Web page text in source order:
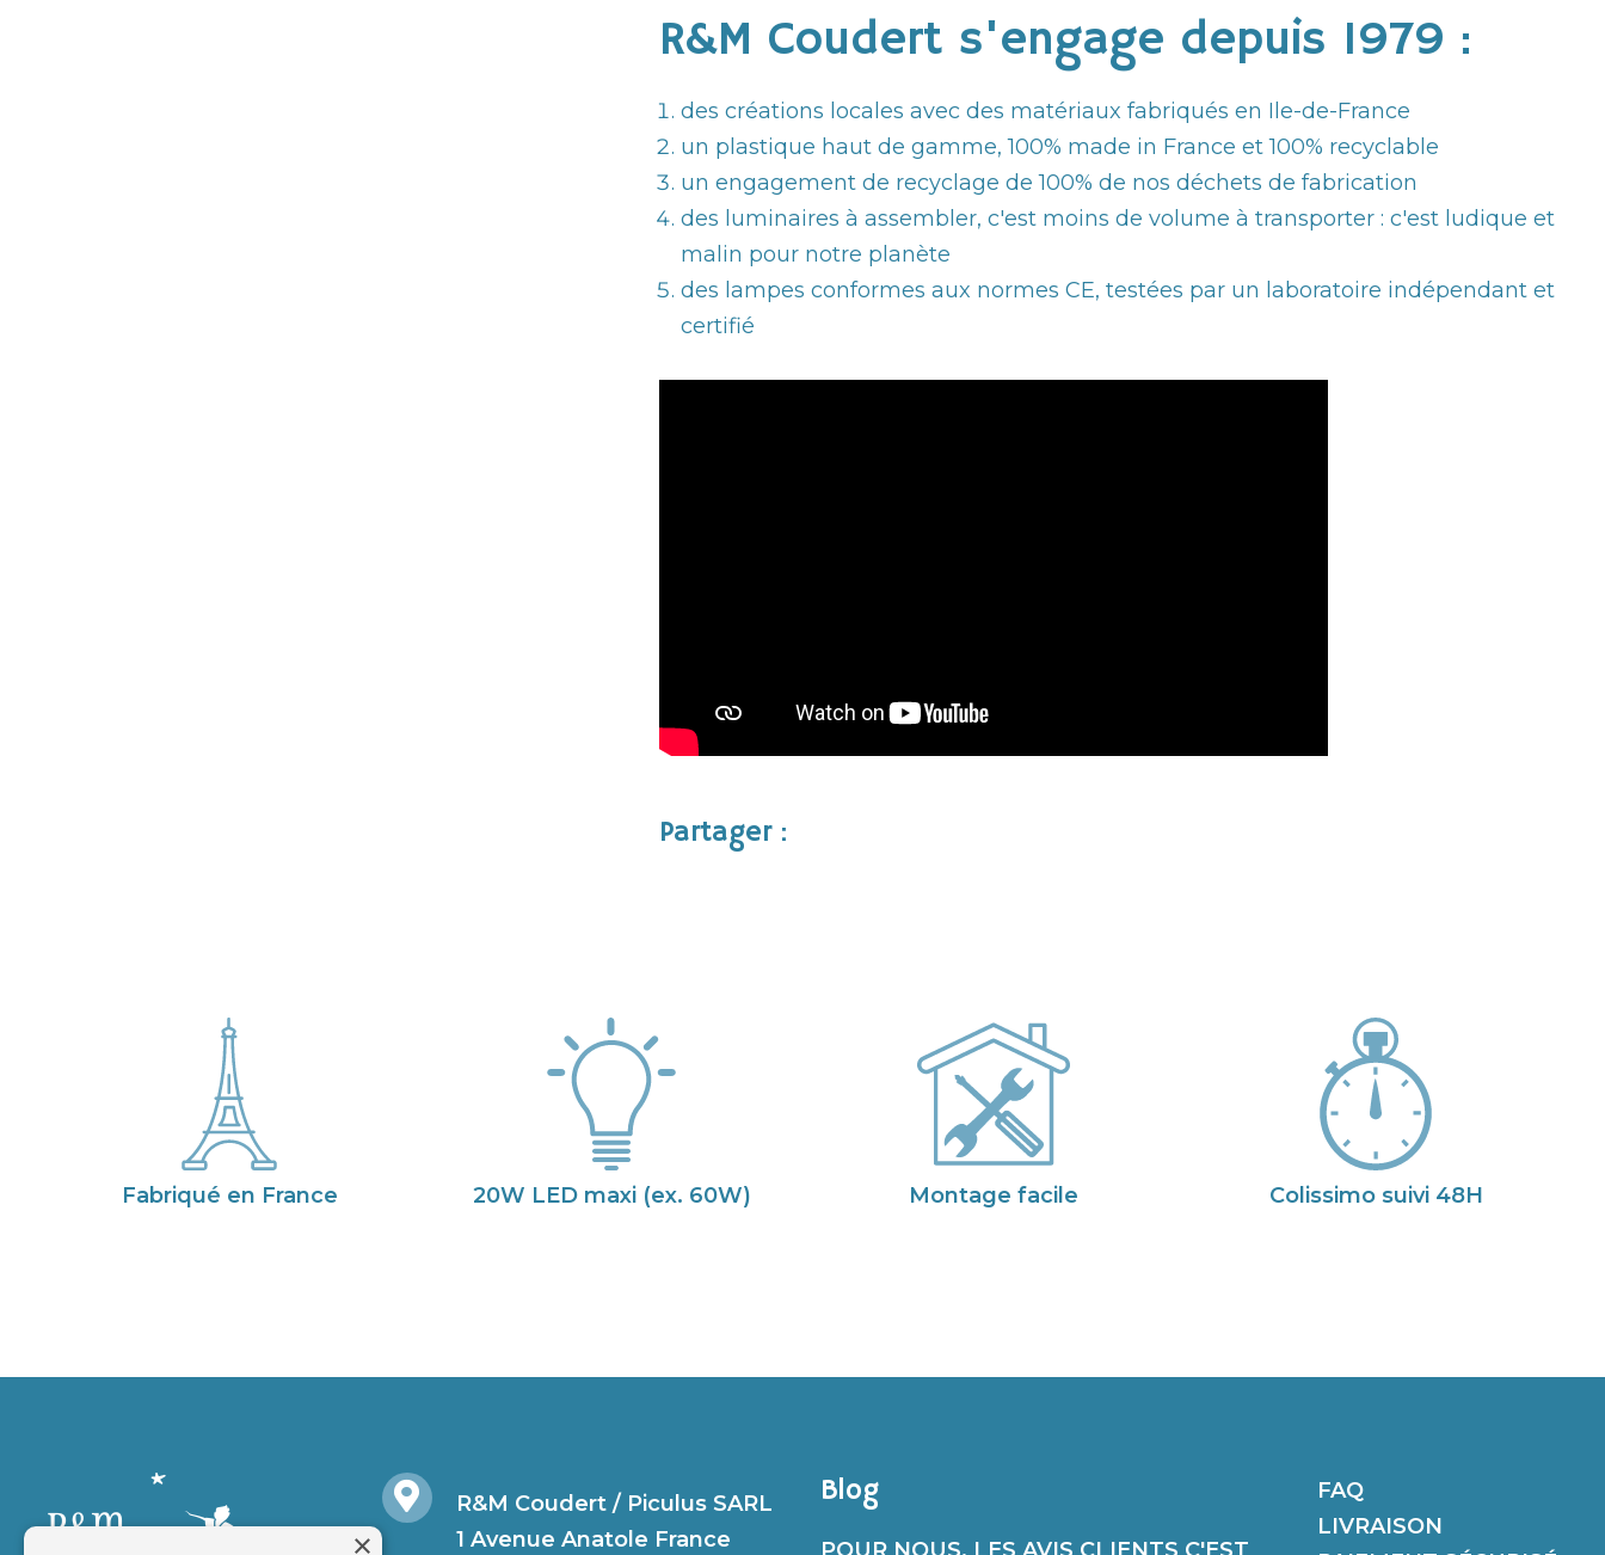
R&M Coudert s'engage depuis 1979 :
des créations locales avec des matériaux fabriqués en Ile-de-France
un plastique haut de gamme, 100% made in France et 100% recyclable
un engagement de recyclage de 100% de nos déchets de fabrication
des luminaires à assembler, c'est moins de volume à transporter : c'est ludique et
malin pour notre planète
des lampes conformes aux normes CE, testées par un laboratoire indépendant et
certifié
Partager :
Fabriqué en France 20W LED maxi (ex. 60W) Montage facile Colissimo suivi 48H
R&M Coudert / Piculus SARL
1 Avenue Anatole France
Blog
FAQ
LIVRAISON
×